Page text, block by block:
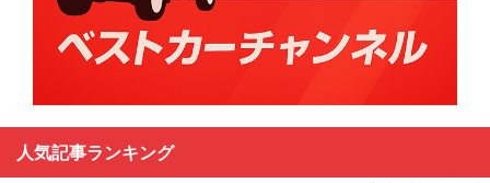
人気記事ランキング